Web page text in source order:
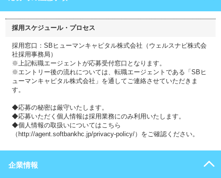
採用スケジュール・プロセス
採用窓口：SBヒューマンキャピタル株式会社（ウェルスナビ株式会
社採用事務局）
※上記転職エージェントが応募受付窓口となります。
※エントリー後の流れについては、転職エージェントである「SBヒ
ューマンキャピタル株式会社」を通してご連絡させていただきま
す。
◆応募の秘密は厳守いたします。
◆応募いただく個人情報は採用業務にのみ利用いたします。
◆個人情報の取扱いについてはこちら
（http://agent.softbankhc.jp/privacy-policy/）をご確認ください。
企業情報